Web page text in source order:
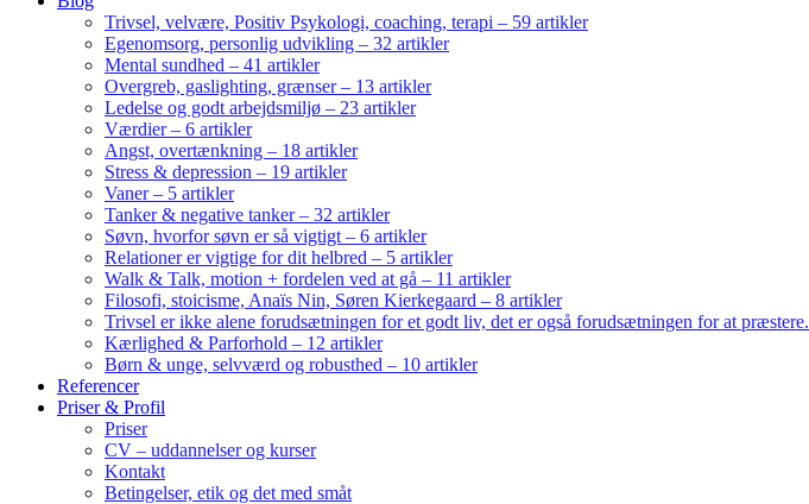
Trivsel, velvære, Positiv Psykologi, coaching, terapi – 59 artikler
Egenomsorg, personlig udvikling – 32 artikler
Mental sundhed – 41 artikler
Overgreb, gaslighting, grænser – 13 artikler
Ledelse og godt arbejdsmiljø – 23 artikler
Værdier – 6 artikler
Angst, overtænkning – 18 artikler
Stress & depression – 19 artikler
Vaner – 5 artikler
Tanker & negative tanker – 32 artikler
Søvn, hvorfor søvn er så vigtigt – 6 artikler
Relationer er vigtige for dit helbred – 5 artikler
Walk & Talk, motion + fordelen ved at gå – 11 artikler
Filosofi, stoicisme, Anaïs Nin, Søren Kierkegaard – 8 artikler
Trivsel er ikke alene forudsætningen for et godt liv, det er også forudsætningen for at præstere.
Kærlighed & Parforhold – 12 artikler
Børn & unge, selvværd og robusthed – 10 artikler
Referencer
Priser & Profil
Priser
CV – uddannelser og kurser
Kontakt
Betingelser, etik og det med småt